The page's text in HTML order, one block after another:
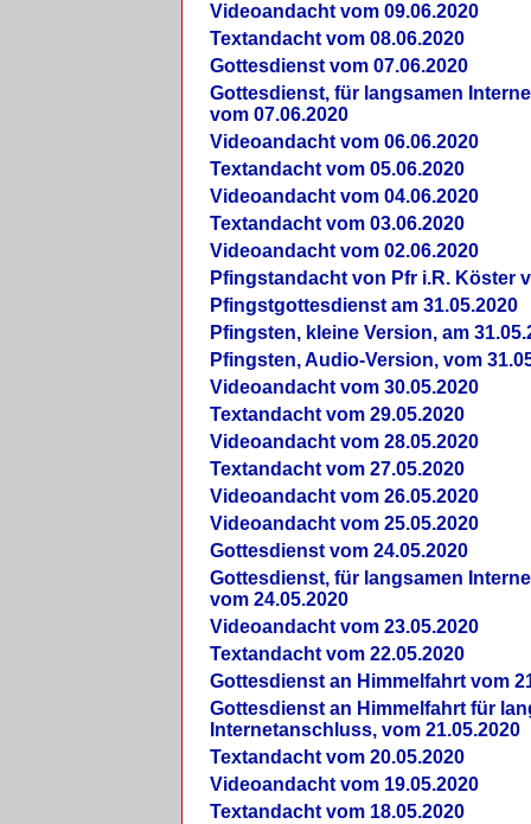
Videoandacht vom 09.06.2020
Textandacht vom 08.06.2020
Gottesdienst vom 07.06.2020
Gottesdienst, für langsamen
vom 07.06.2020
Videoandacht vom 06.06.2020
Textandacht vom 05.06.2020
Videoandacht vom 04.06.2020
Textandacht vom 03.06.2020
Videoandacht vom 02.06.2020
Pfingstandacht von Pfr i.R. Köster
Pfingstgottesdienst am 31.05.2020
Pfingsten, kleine Version, am
Pfingsten, Audio-Version, vom
Videoandacht vom 30.05.2020
Textandacht vom 29.05.2020
Videoandacht vom 28.05.2020
Textandacht vom 27.05.2020
Videoandacht vom 26.05.2020
Videoandacht vom 25.05.2020
Gottesdienst vom 24.05.2020
Gottesdienst, für langsamen
vom 24.05.2020
Videoandacht vom 23.05.2020
Textandacht vom 22.05.2020
Gottesdienst an Himmelfahrt vom
Gottesdienst an Himmelfahrt für
Internetanschluss, vom 21.05.2020
Textandacht vom 20.05.2020
Videoandacht vom 19.05.2020
Textandacht vom 18.05.2020